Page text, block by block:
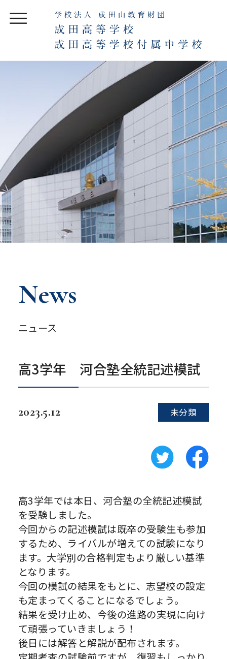
News
ニュース
高3学年 河合塾全統記述模試
2023.5.12 未分類
高3学年では本日、河合塾の全統記述模試
を受験しました。
今回からの記述模試は既卒の受験生も参加
するため、ライバルが増えての試験になり
ます。大学別の合格判定もより厳しい基準
となります。
今回の模試の結果をもとに、志望校の設定
も定まってくることになるでしょう。
結果を受け止め、今後の進路の実現に向け
て頑張っていきましょう！
後日には解答と解説が配布されます。